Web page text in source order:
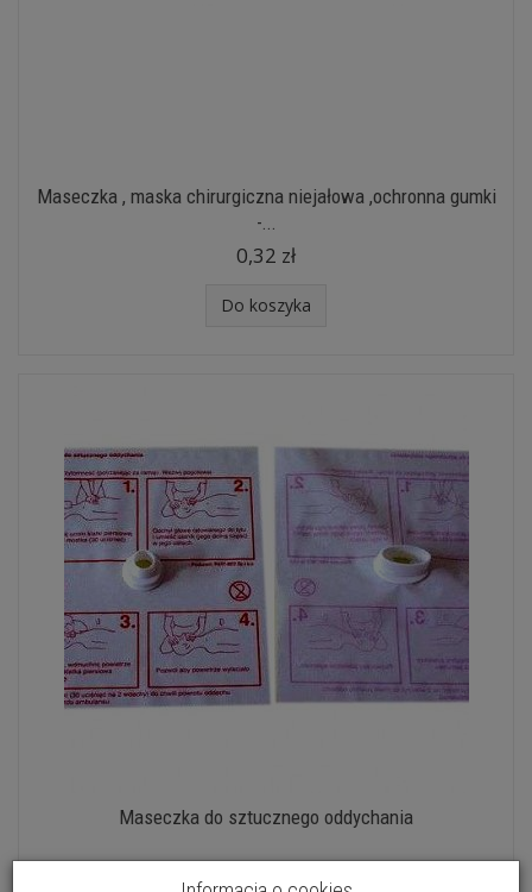
Maseczka , maska chirurgiczna niejałowa ,ochronna gumki
-...
0,32 zł
Do koszyka
Maseczka do sztucznego oddychania
4,00 zł